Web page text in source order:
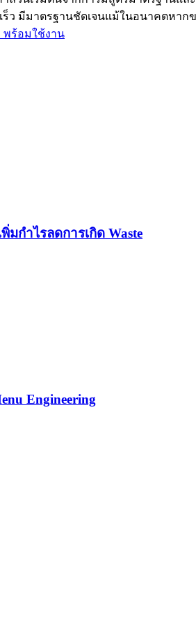
ร็ว มีมาตรฐานชัดเจนแม้ในอนาคตหา
พร้อมใช้งาน
กำไรลดการเกิด Waste
Engineering